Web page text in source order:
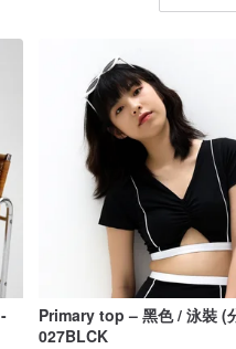
Primary top – 黑色 / 泳裝 (
027BLCK